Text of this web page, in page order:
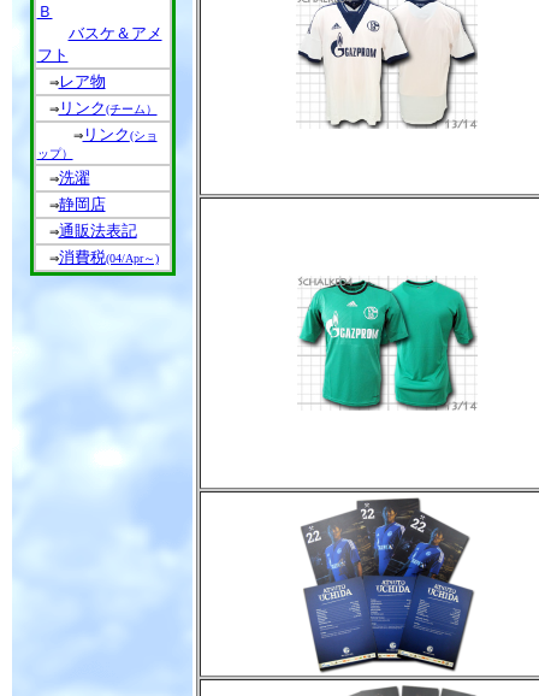
Ｂ
バスケ＆アメ
フト
⇒レア物
⇒リンク(チーム）
⇒リンク(ショ
ップ）
⇒洗濯
⇒静岡店
⇒通販法表記
⇒消費税(04/Apr～)